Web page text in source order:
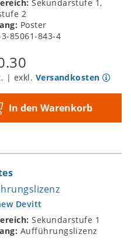
Sekundarstufe 1,
2
Poster
85061-843-4
| exkl. Versandkosten
In den Warenkorb
Devitt
Sekundarstufe 1
Aufführungslizenz